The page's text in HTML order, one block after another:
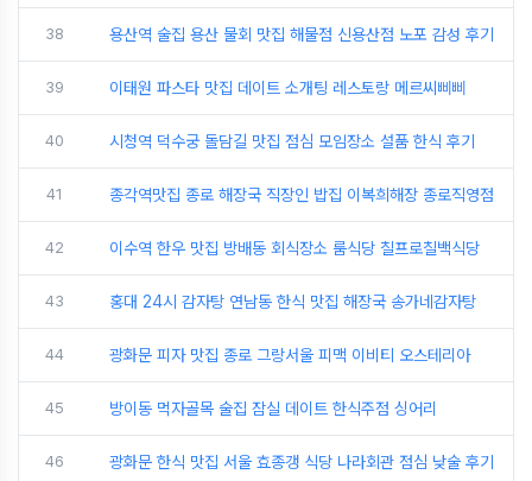
38 용산역 술집 용산 물회 맛집 해물점 신용산점 노포 감성 후기
39 이태원 파스타 맛집 데이트 소개팅 레스토랑 메르씨삐삐
40 시청역 덕수궁 돌담길 맛집 점심 모임장소 설품 한식 후기
41 종각역맛집 종로 해장국 직장인 밥집 이복희해장 종로직영점
42 이수역 한우 맛집 방배동 회식장소 룸식당 칠프로칠백식당
43 홍대 24시 감자탕 연남동 한식 맛집 해장국 송가네감자탕
44 광화문 피자 맛집 종로 그랑서울 피맥 이비티 오스테리아
45 방이동 먹자골목 술집 잠실 데이트 한식주점 싱어리
46 광화문 한식 맛집 서울 효종갱 식당 나라회관 점심 낮술 후기